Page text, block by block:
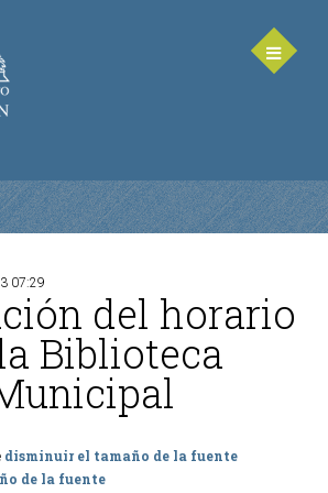
- Legislatura 2023-2027
07:29
del horario
Biblioteca
disminuir el tamaño de la fuente
de la fuente